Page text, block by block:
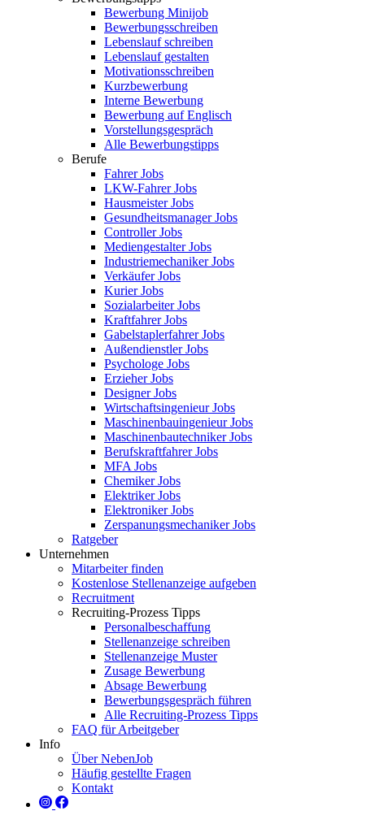
Bewerbung Minijob
Bewerbungsschreiben
Lebenslauf schreiben
Lebenslauf gestalten
Motivationsschreiben
Kurzbewerbung
Interne Bewerbung
Bewerbung auf Englisch
Vorstellungsgespräch
Alle Bewerbungstipps
Berufe
Fahrer Jobs
LKW-Fahrer Jobs
Hausmeister Jobs
Gesundheitsmanager Jobs
Controller Jobs
Mediengestalter Jobs
Industriemechaniker Jobs
Verkäufer Jobs
Kurier Jobs
Sozialarbeiter Jobs
Kraftfahrer Jobs
Gabelstaplerfahrer Jobs
Außendienstler Jobs
Psychologe Jobs
Erzieher Jobs
Designer Jobs
Wirtschaftsingenieur Jobs
Maschinenbauingenieur Jobs
Maschinenbautechniker Jobs
Berufskraftfahrer Jobs
MFA Jobs
Chemiker Jobs
Elektriker Jobs
Elektroniker Jobs
Zerspanungsmechaniker Jobs
Ratgeber
Unternehmen
Mitarbeiter finden
Kostenlose Stellenanzeige aufgeben
Recruitment
Recruiting-Prozess Tipps
Personalbeschaffung
Stellenanzeige schreiben
Stellenanzeige Muster
Zusage Bewerbung
Absage Bewerbung
Bewerbungsgespräch führen
Alle Recruiting-Prozess Tipps
FAQ für Arbeitgeber
Info
Über NebenJob
Häufig gestellte Fragen
Kontakt